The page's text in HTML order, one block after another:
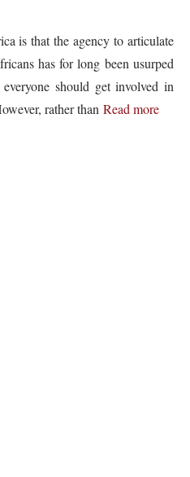
is that the agency to articulate
has for long been usurped
should get involved in
rather than Read more